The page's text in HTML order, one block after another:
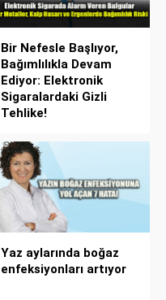
Bir Nefesle Başlıyor,
Bağımlılıkla Devam
Ediyor: Elektronik
Sigaralardaki Gizli
Tehlike!
Yaz aylarında boğaz
enfeksiyonları artıyor